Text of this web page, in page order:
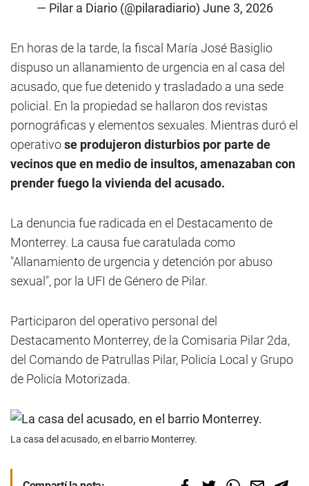
— Pilar a Diario (@pilaradiario) June 3, 2026
En horas de la tarde, la fiscal María José Basiglio
dispuso un allanamiento de urgencia en al casa del
acusado, que fue detenido y trasladado a una sede
policial. En la propiedad se hallaron dos revistas
pornográficas y elementos sexuales. Mientras duró el
operativose produjeron disturbios por parte de
vecinos que en medio de insultos, amenazaban con
prender fuego la vivienda del acusado.
La denuncia fue radicada en el Destacamento de
Monterrey. La causa fue caratulada como
"Allanamiento de urgencia y detención por abuso
sexual", por la UFI de Género de Pilar.
Participaron del operativo personal del
Destacamento Monterrey, de la Comisaria Pilar 2da,
del Comando de Patrullas Pilar, Policía Local y Grupo
de Policía Motorizada.
La casa del acusado, en el barrio Monterrey.